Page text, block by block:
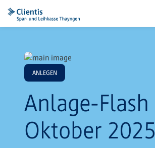
ANLEGEN
Anlage-Flash
Oktober 2025